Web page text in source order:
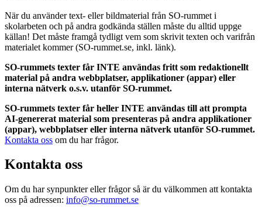
När du använder text- eller bildmaterial från SO-rummet i
skolarbeten och på andra godkända ställen måste du alltid uppge
källan! Det måste framgå tydligt vem som skrivit texten och varifrån
materialet kommer (SO-rummet.se, inkl. länk).
SO-rummets texter får INTE användas fritt som redaktionellt
material på andra webbplatser, applikationer (appar) eller
interna nätverk o.s.v. utanför SO-rummet.
SO-rummets texter får heller INTE användas till att prompta
AI-genererat material som presenteras på andra applikationer
(appar), webbplatser eller interna nätverk utanför SO-rummet.
Kontakta oss om du har frågor.
Kontakta oss
Om du har synpunkter eller frågor så är du välkommen att kontakta
oss på adressen: info@so-rummet.se